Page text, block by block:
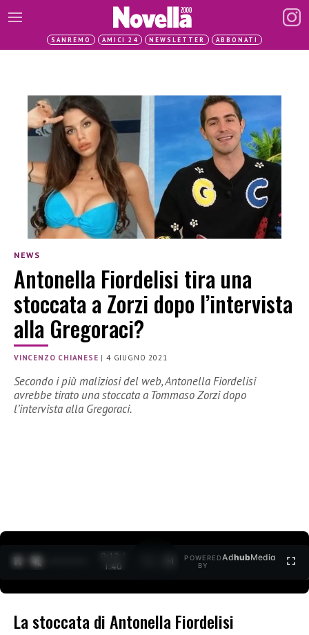
SANREMO AMICI 24 NEWSLETTER ABBONATI
NEWS
Antonella Fiordelisi tira una
stoccata a Zorzi dopo l’intervista
alla Gregoraci?
VINCENZO CHIANESE |4 GIUGNO 2021
Secondo i più maliziosi del web, Antonella Fiordelisi
avrebbe tirato una stoccata a Tommaso Zorzi dopo
l’intervista alla Gregoraci.
0:12 /
1:40
POWERED
BY
AdhubMedia
La stoccata di Antonella Fiordelisi